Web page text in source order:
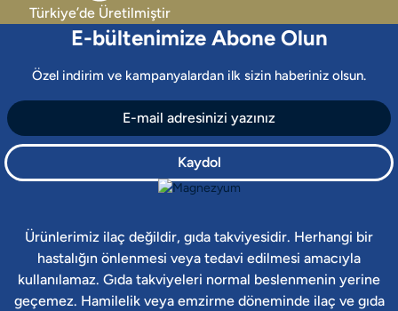
Türkiye’de Üretilmiştir
E-bültenimize Abone Olun
Özel indirim ve kampanyalardan ilk sizin haberiniz olsun.
Kaydol
Ürünlerimiz ilaç değildir, gıda takviyesidir. Herhangi bir
hastalığın önlenmesi veya tedavi edilmesi amacıyla
kullanılamaz. Gıda takviyeleri normal beslenmenin yerine
geçemez. Hamilelik veya emzirme döneminde ilaç ve gıda